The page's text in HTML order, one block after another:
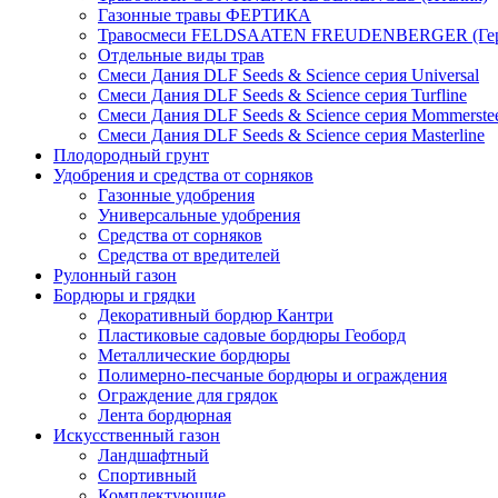
Газонные травы ФЕРТИКА
Травосмеси FELDSAATEN FREUDENBERGER
Отдельные виды трав
Смеси Дания DLF Seeds & Sciеnce серия Universal
Смеси Дания DLF Seeds & Sciеnce серия Turfline
Смеси Дания DLF Seeds & Sciеnce серия
Смеси Дания DLF Seeds & Sciеnce серия Masterline
Плодородный грунт
Удобрения и средства от сорняков
Газонные удобрения
Универсальные удобрения
Средства от сорняков
Средства от вредителей
Рулонный газон
Бордюры и грядки
Декоративный бордюр Кантри
Пластиковые садовые бордюры Геоборд
Металлические бордюры
Полимерно-песчаные бордюры и ограждения
Ограждение для грядок
Лента бордюрная
Искусственный газон
Ландшафтный
Спортивный